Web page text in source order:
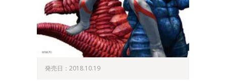
発売日：2018.10.19